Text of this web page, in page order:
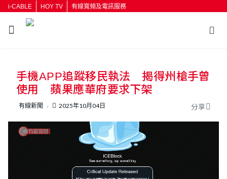
i-CABLE HOY TV 有線寬頻及電訊服務
按輸入鍵開始搜尋
手機APP追蹤移民執法 揭得州槍手曾
使用 蘋果應華府要求下架
有線新聞 2025年10月04日 分享